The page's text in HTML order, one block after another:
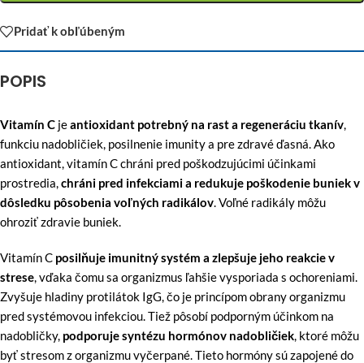
Pridať k obľúbeným
POPIS
Vitamín C jeantioxidant potrebný na rast a regeneráciu tkanív
funkciu nadobličiek, posilnenie imunity a pre zdravé ďasná. Ako
antioxidant, vitamín C chráni pred poškodzujúcimi účinkami
prostredia, chráni pred infekciami a redukuje poškodenie buniek v
dôsledku pôsobenia voľných radikálov . Voľné radikály môžu
ohroziť zdravie buniek.
Vitamín C posilňuje imunitný systém a zlepšuje jeho reakcie v
strese , vďaka čomu sa organizmus ľahšie vysporiada s ochoreniami.
Zvyšuje hladiny protilátok IgG, čo je princípom obrany organizmu
pred systémovou infekciou. Tiež pôsobí podporným účinkom na
nadobličky, podporuje syntézu hormónov nadobličiek , ktoré môžu
byť stresom z organizmu vyčerpané. Tieto hormóny sú zapojené do